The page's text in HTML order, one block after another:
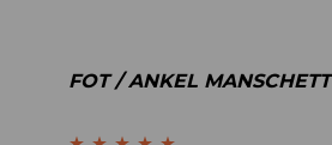
FOT / ANKEL MANSCHETT